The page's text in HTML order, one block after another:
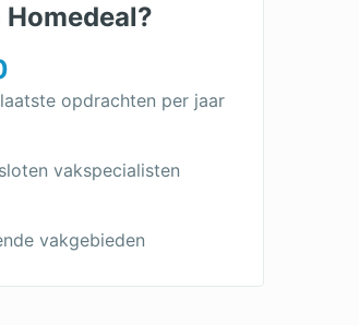
opdrachten per jaar
vakspecialisten
vakgebieden